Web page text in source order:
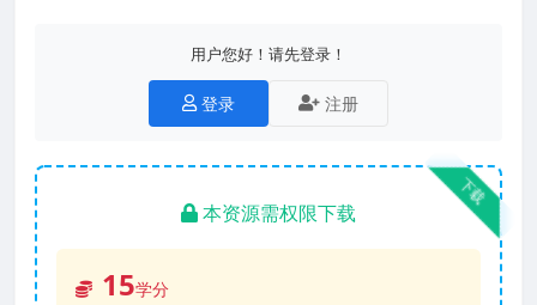
用户您好！请先登录！
登录 注册
下载
本资源需权限下载
15学分